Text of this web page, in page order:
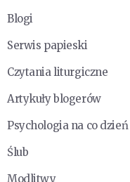
Blogi
Serwis papieski
Czytania liturgiczne
Artykuły blogerów
Psychologia na co dzień
Ślub
Modlitwy